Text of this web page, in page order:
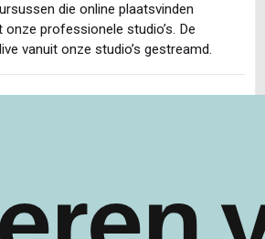
die online plaatsvinden
professionele studio’s. De
vanuit onze studio’s gestreamd.